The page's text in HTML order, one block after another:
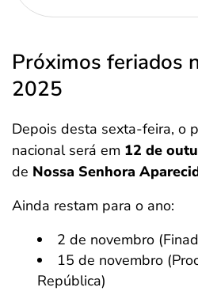
Próximos feriados
2025
Depois desta sexta-feira, o
nacional será em 12 de
de Nossa Senhora
Ainda restam para o ano:
2 de novembro
15 de novembro
República)